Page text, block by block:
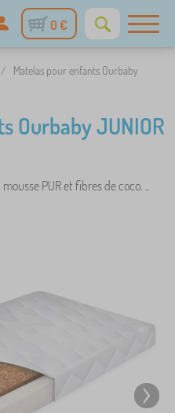
0 €
/
Matelas pour enfants Ourbaby
Ourbaby JUNIOR
PUR et fibres de coco. ..